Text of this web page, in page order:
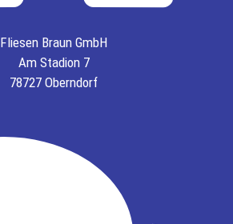
Fliesen Braun GmbH
Am Stadion 7
78727 Oberndorf